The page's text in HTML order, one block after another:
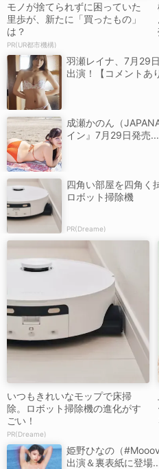
モノが捨てられずに困っていた
里歩が、新たに「買ったもの」
は？
PR(UR都市機構)
羽瀬レイナ、7月29
出演！【コメントあ
成瀬かのん（
イン』7月29日発売...
四角い部屋を四角く
ロボット掃除機
PR(Dreame)
いつもきれいなモップで床掃
除。ロボット掃除機の進化がす
ごい！
PR(Dreame)
姫野ひなの（
出演＆裏表紙に登場